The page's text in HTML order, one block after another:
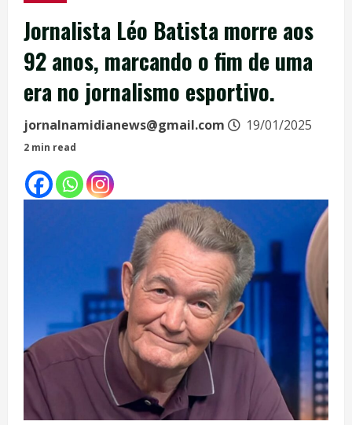
Jornalista Léo Batista morre aos
92 anos, marcando o fim de uma
era no jornalismo esportivo.
jornalnamidianews@gmail.com 19/01/2025
2 min read